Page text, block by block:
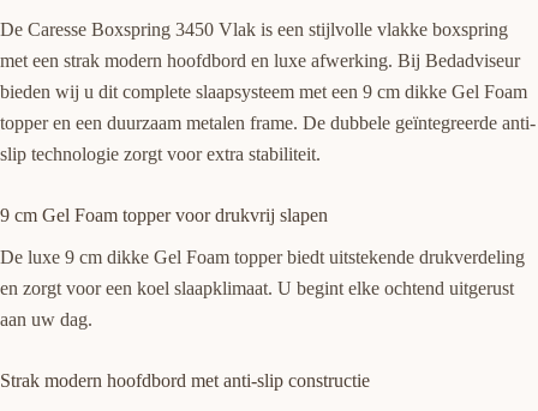
De Caresse Boxspring 3450 Vlak is een stijlvolle vlakke boxspring
met een strak modern hoofdbord en luxe afwerking. Bij Bedadviseur
bieden wij u dit complete slaapsysteem met een 9 cm dikke Gel Foam
topper en een duurzaam metalen frame. De dubbele geïntegreerde anti-
slip technologie zorgt voor extra stabiliteit.
9 cm Gel Foam topper voor drukvrij slapen
De luxe 9 cm dikke Gel Foam topper biedt uitstekende drukverdeling
en zorgt voor een koel slaapklimaat. U begint elke ochtend uitgerust
aan uw dag.
Strak modern hoofdbord met anti-slip constructie